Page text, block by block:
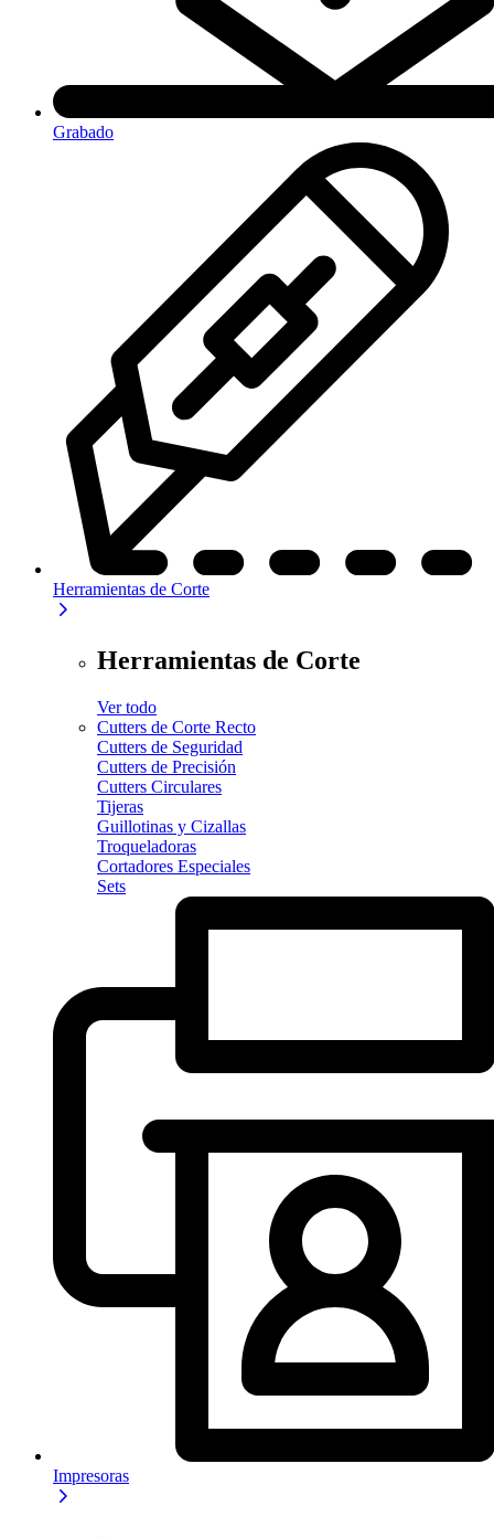
Grabado
Herramientas de Corte
Herramientas de Corte
Ver todo
Cutters de Corte Recto
Cutters de Seguridad
Cutters de Precisión
Cutters Circulares
Tijeras
Guillotinas y Cizallas
Troqueladoras
Cortadores Especiales
Sets
Impresoras